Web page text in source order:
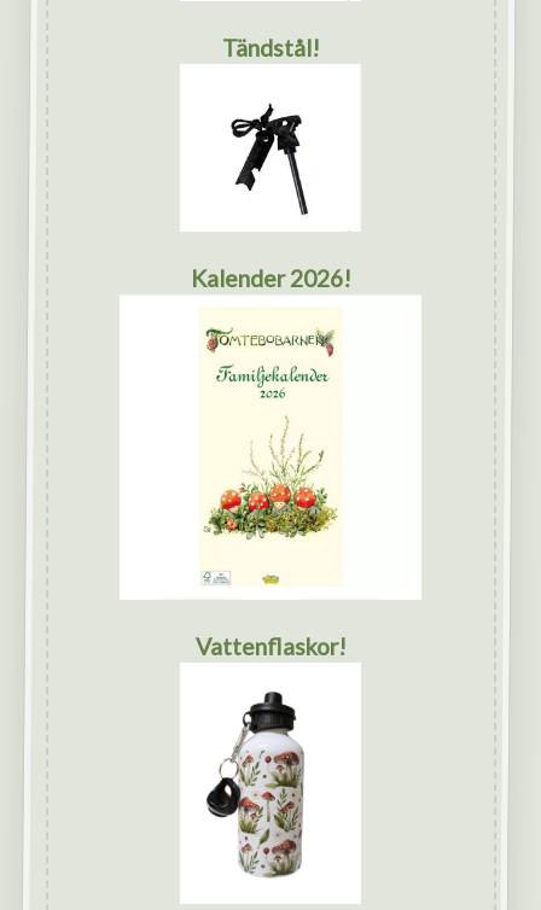
Tändstål!
Kalender 2026!
Vattenflaskor!